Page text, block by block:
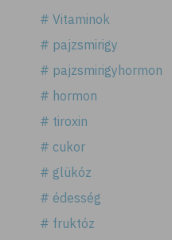
# Vitaminok
# pajzsmirigy
# pajzsmirigyhormon
# hormon
# tiroxin
# cukor
# glükóz
# édesség
# fruktóz